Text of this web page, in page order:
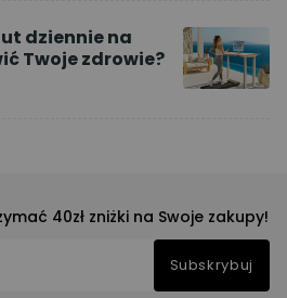
dziennie na
Twoje zdrowie?
40zł zniżki na Swoje zakupy!
Subskrybuj